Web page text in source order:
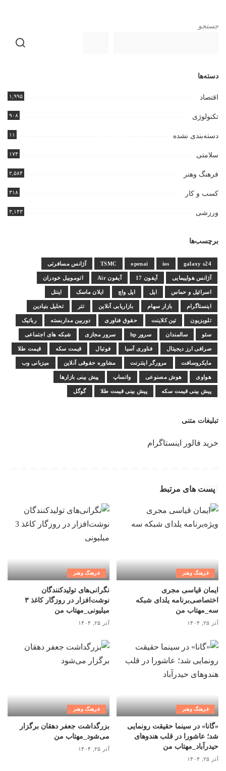
جستجو
دسته‌ها
اقتصاد ۱,۹۹۵
تکنولوژی ۹۰۸
دسته‌بندی نشده ۱۱
سلامتی ۱۷۴
فرهنگ وهنر ۲,۵۸۴
کسب و کار ۳۱۸
ورزشی ۳,۱۴۳
برچسب‌ها
galaxy s24
ios
openai
TSMC آژانس مسافرتی
آژانس هواپیمایی آیفون 17 آیفون Air اتوموبیل خودران
اسرائیل و حماس اپل اپل واچ ایلان ماسک اینتل
اینستاگرام بازار سهام بازاریابی آنلاین تتر تحلیل بنیادین
تلویزیون تین کلاینت حقوق فناوری دوربین مداربسته رباتیک
سئو سالمندان سرور hp سرور مجازی شبکه های اجتماعی
صرافی ارز دیجیتال فناوری آسیا فوتبال قیمت سکه قیمت طلا
مایکروسافت مرورگر اینترنت مشاوره حقوقی آنلاین میزبانی وب
هواوی هوش مصنوعی واتساپ پیش بینی بازارها
پیش بینی قیمت سکه پیش بینی قیمت طلا گوگل
تبلیغات متنی
خرید فالور اینستاگرام
پست های مرتبط
فرهنگ وهنر
ایمان قیاسی مجری
اختصاصی‌برنامه یلدای شبکه
سه_مهتاب من
آذر ۲۵, ۱۴۰۴
فرهنگ وهنر
نگرانی‌های تولیدکنندگان
نوشت‌افزار در روزگار کاغذ ۳
میلیونی_مهتاب من
آذر ۲۵, ۱۴۰۴
فرهنگ وهنر
«گانا» در سینما حقیقت رونمایی
شد؛ عاشورا در قلب هندوهای
حیدرآباد_مهتاب من
آذر ۲۵, ۱۴۰۴
فرهنگ وهنر
بزرگداشت جعفر دهقان برگزار
می‌شود_مهتاب من
آذر ۲۵, ۱۴۰۴